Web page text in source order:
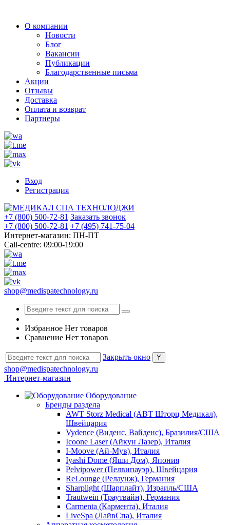
О компании
Новости
Блог
Вакансии
Публикации
Благодарственные письма
Акции
Отзывы
Доставка
Оплата и возврат
Партнеры
Вход
Регистрация
+7 (800) 500-72-81 Заказать звонок
+7 (800) 500-72-81 +7 (495) 741-75-04
Интернет-магазин: ПН-ПТ
Call-centre: 09:00-19:00
shop@medispatechnology.ru
Избранное Нет товаров
Сравнение Нет товаров
Закрыть окно
shop@medispatechnology.ru
Интернет-магазин
Оборудование
Бренды раздела
AWT Storz Medical (АВТ Шторц Медикал),
Швейцария
Vydence (Виденс, Вайденс), Бразилия/США
Icoone Laser (Айкун Лазер), Италия
I-Moove (Ай-Мув), Италия
Iyashi Dome (Яши Дом), Япония
Pelvipower (Пелвипауэр), Швейцария
ReLounge (Релаунж), Германия
Sharplight (Шарплайт), Израиль/США
Trautwein (Траутвайн), Германия
Carmenta (Кармента), Италия
LiveSpa (ЛайвСпа), Италия